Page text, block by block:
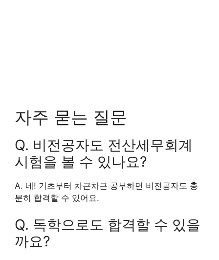
자주 묻는 질문
Q. 비전공자도 전산세무회계
시험을 볼 수 있나요?
A. 네! 기초부터 차근차근 공부하면 비전공자도 충
분히 합격할 수 있어요.
Q. 독학으로도 합격할 수 있을
까요?